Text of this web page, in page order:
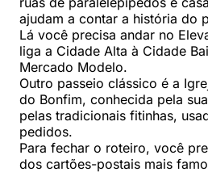
ajudam a contar a história do
Lá você precisa andar no
liga a Cidade Alta à Cidade
Mercado Modelo.
Outro passeio clássico é a
do Bonfim, conhecida pela
pelas tradicionais fitinhas,
pedidos.
Para fechar o roteiro, você
dos cartões-postais mais